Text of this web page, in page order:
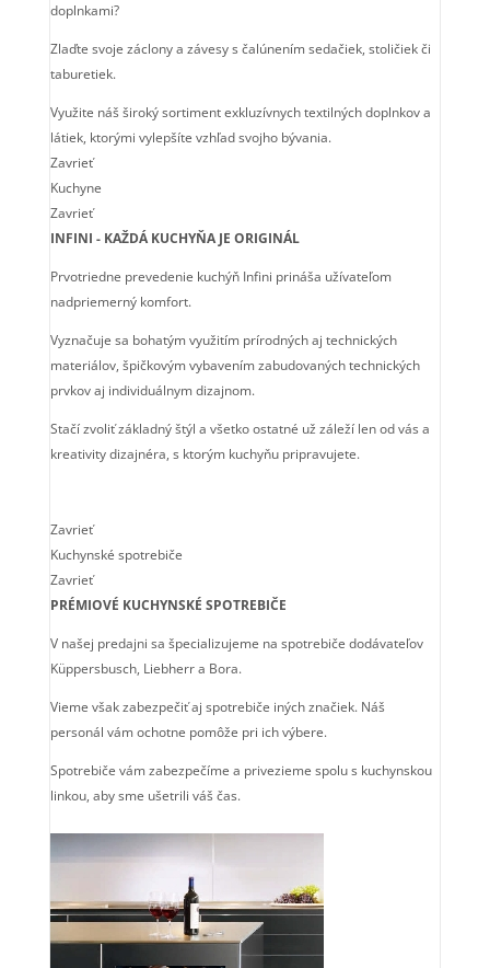
doplnkami?
Zlaďte svoje záclony a závesy s čalúnením sedačiek, stoličiek či
taburetiek.
Využite náš široký sortiment exkluzívnych textilných doplnkov a
látiek, ktorými vylepšíte vzhľad svojho bývania.
Zavrieť
Kuchyne
Zavrieť
INFINI - KAŽDÁ KUCHYŇA JE ORIGINÁL
Prvotriedne prevedenie kuchýň Infini prináša užívateľom
nadpriemerný komfort.
Vyznačuje sa bohatým využitím prírodných aj technických
materiálov, špičkovým vybavením zabudovaných technických
prvkov aj individuálnym dizajnom.
Stačí zvoliť základný štýl a všetko ostatné už záleží len od vás a
kreativity dizajnéra, s ktorým kuchyňu pripravujete.
Zavrieť
Kuchynské spotrebiče
Zavrieť
PRÉMIOVÉ KUCHYNSKÉ SPOTREBIČE
V našej predajni sa špecializujeme na spotrebiče dodávateľov
Küppersbusch, Liebherr a Bora.
Vieme však zabezpečiť aj spotrebiče iných značiek. Náš
personál vám ochotne pomôže pri ich výbere.
Spotrebiče vám zabezpečíme a privezieme spolu s kuchynskou
linkou, aby sme ušetrili váš čas.